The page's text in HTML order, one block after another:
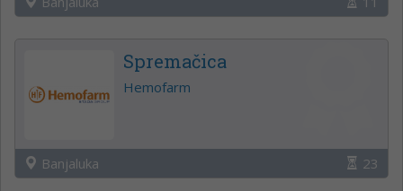
Spremačica
Hemofarm
Banjaluka 23